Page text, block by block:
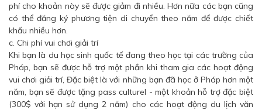
phí cho khoản này sẽ được giảm đi nhiều. Hơn nữa các bạn cũng
có thể đăng ký phương tiện di chuyển theo năm để được chiết
khấu nhiều hơn.
c. Chi phí vui chơi giải trí
Khi bạn là du học sinh quốc tế đang theo học tại các trường của
Pháp, bạn sẽ được hỗ trợ một phần khi tham gia các hoạt động
vui chơi giải trí, Đặc biệt là với những bạn đã học ở Pháp hơn một
năm, bạn sẽ được tặng pass culturel - một khoản hỗ trợ đặc biệt
(300$ với hạn sử dụng 2 năm) cho các hoạt động du lịch văn